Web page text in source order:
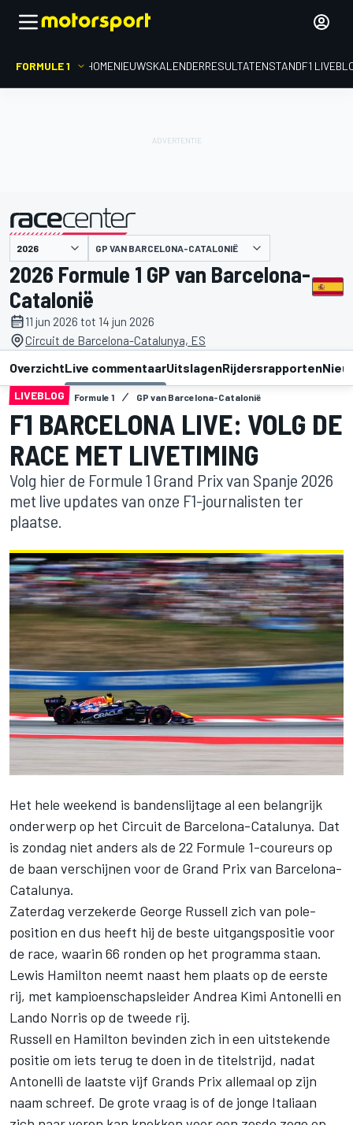
FORMULE 1 HOMENIEUWSKALENDERRESULTATENSTANDF1
GP VAN BARCELONA-CATALONIË
2026 Formule 1 GP van Barcelona-
Catalonië
11 jun 2026 tot 14 jun 2026
Circuit de Barcelona-Catalunya, ES
OverzichtLive commentaarUitslagenRijdersrapporten
LIVEBLOG Formule 1 GP van Barcelona-Catalonië
F1 BARCELONA LIVE: VOLG DE
RACE MET LIVETIMING
Volg hier de Formule 1 Grand Prix van Spanje 2026
met live updates van onze F1-journalisten ter
plaatse.
Het hele weekend is bandenslijtage al een belangrijk
onderwerp op het Circuit de Barcelona-Catalunya. Dat
is zondag niet anders als de 22 Formule 1-coureurs op
de baan verschijnen voor de Grand Prix van Barcelona-
Catalunya.
Zaterdag verzekerde George Russell zich van pole-
position en dus heeft hij de beste uitgangspositie voor
de race, waarin 66 ronden op het programma staan.
Lewis Hamilton neemt naast hem plaats op de eerste
rij, met kampioenschapsleider Andrea Kimi Antonelli en
Lando Norris op de tweede rij.
Russell en Hamilton bevinden zich in een uitstekende
positie om iets terug te doen in de titelstrijd, nadat
Antonelli de laatste vijf Grands Prix allemaal op zijn
naam schreef. De grote vraag is of de jonge Italiaan